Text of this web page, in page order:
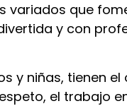
variados que
y con
y niñas, tienen
el trabajo